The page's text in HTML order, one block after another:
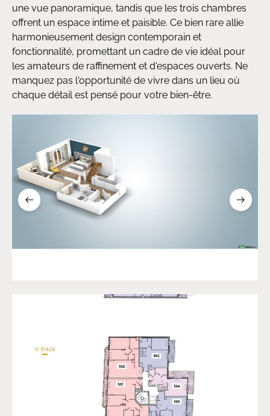
une vue panoramique, tandis que les trois chambres
offrent un espace intime et paisible. Ce bien rare allie
harmonieusement design contemporain et
fonctionnalité, promettant un cadre de vie idéal pour
les amateurs de raffinement et d'espaces ouverts. Ne
manquez pas l'opportunité de vivre dans un lieu où
chaque détail est pensé pour votre bien-être.